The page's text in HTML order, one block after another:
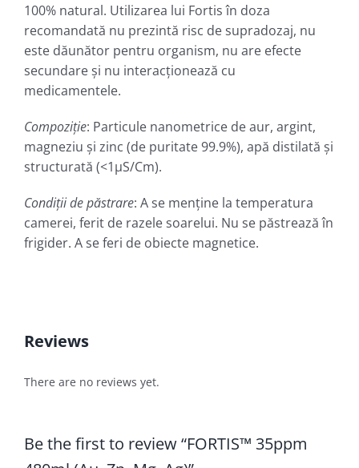
100% natural. Utilizarea lui Fortis în doza
recomandată nu prezintă risc de supradozaj, nu
este dăunător pentru organism, nu are efecte
secundare şi nu interacționează cu
medicamentele.
Compoziție: Particule nanometrice de aur, argint,
magneziu şi zinc (de puritate 99.9%), apă distilată şi
structurată (<1µS/Cm).
Condițiide păstrare: A se menține la temperatura
camerei, ferit de razele soarelui. Nu se păstrează în
frigider. A se feri de obiecte magnetice.
Reviews
There are no reviews yet.
Be the first to review “FORTIS™ 35ppm